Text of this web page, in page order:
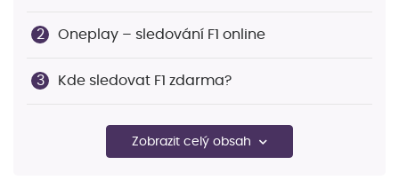
Oneplay – sledování F1 online
Kde sledovat F1 zdarma?
Jak dlouho trvá sezóna Formule 1?
Zobrazit celý obsah